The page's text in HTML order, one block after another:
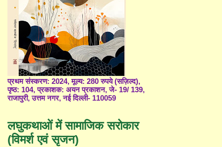
प्रथम संस्करण: 2024, मूल्य: 280 रुपये (सज़िल्द),
पृष्ठ: 104, प्रकाशक: अयन प्रकाशन, जे- 19/ 139,
राजापुरी, उत्तम नगर, नई दिल्ली- 110059
लघुकथाओं में सामाजिक सरोकार
(विमर्श एवं सृजन)